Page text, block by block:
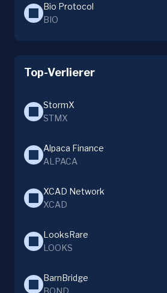
Bio Protocol
BIO
Top-Verlierer
StormX
STMX
Alpaca Finance
ALPACA
XCAD Network
XCAD
LooksRare
LOOKS
BarnBridge
BOND